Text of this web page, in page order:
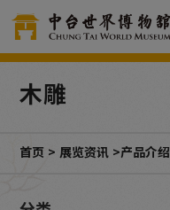
木雕
首页 展览资讯 产品介绍
Cookie管理面板